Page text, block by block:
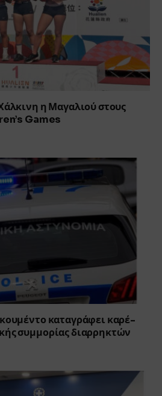
η Μαγαλιού στους
Games
καταγράφει καρέ-
συμμορίας διαρρηκτών